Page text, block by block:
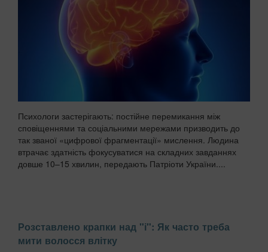
Психологи застерігають: постійне перемикання між
сповіщеннями та соціальними мережами призводить до
так званої «цифрової фрагментації» мислення. Людина
втрачає здатність фокусуватися на складних завданнях
довше 10–15 хвилин, передають Патріоти України....
Розставлено крапки над "і": Як часто треба
мити волосся влітку